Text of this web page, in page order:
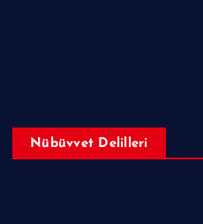
Nübüvvet Delilleri